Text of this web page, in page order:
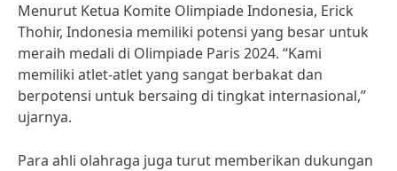
Menurut Ketua Komite Olimpiade Indonesia, Erick
Thohir, Indonesia memiliki potensi yang besar untuk
meraih medali di Olimpiade Paris 2024. “Kami
memiliki atlet-atlet yang sangat berbakat dan
berpotensi untuk bersaing di tingkat internasional,”
ujarnya.
Para ahli olahraga juga turut memberikan dukungan